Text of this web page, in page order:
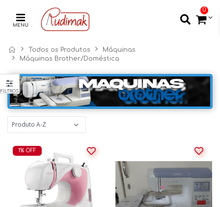
MENU
0
Todos os Produtos
Máquinas
Máquinas Brother/Doméstica
1% OFF
FILTROS